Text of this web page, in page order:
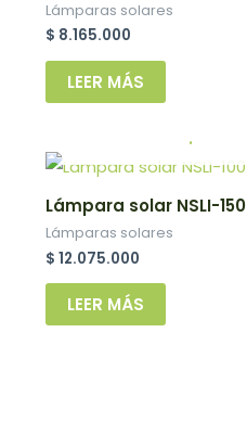
Lámparas solares
$ 8.165.000
LEER MÁS
.
Lámpara solar NSLI-150
Lámparas solares
$ 12.075.000
LEER MÁS